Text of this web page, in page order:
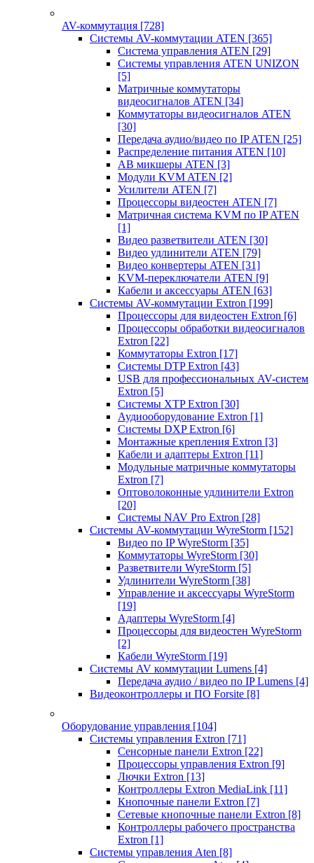
AV-коммутация [728]
Системы AV-коммутации ATEN [365]
Система управления ATEN [29]
Системы управления ATEN UNIZON
[5]
Матричные коммутаторы
видеосигналов ATEN [34]
Коммутаторы видеосигналов ATEN
[30]
Передача аудио/видео по IP ATEN [25]
Распределение питания ATEN [10]
АВ микшеры ATEN [3]
Модули KVM ATEN [2]
Усилители ATEN [7]
Процессоры видеостен ATEN [7]
Матричная система KVM по IP ATEN
[1]
Видео разветвители ATEN [30]
Видео удлинители ATEN [79]
Видео конвертеры ATEN [31]
KVM-переключатели ATEN [9]
Кабели и аксессуары ATEN [63]
Системы AV-коммутации Extron [199]
Процессоры для видеостен Extron [6]
Процессоры обработки видеосигналов
Extron [22]
Коммутаторы Extron [17]
Системы DTP Extron [43]
USB для профессиональных AV-систем
Extron [5]
Системы XTP Extron [30]
Аудиооборудование Extron [1]
Системы DXP Extron [6]
Монтажные крепления Extron [3]
Кабели и адаптеры Extron [11]
Модульные матричные коммутаторы
Extron [7]
Оптоволоконные удлинители Extron
[20]
Системы NAV Pro Extron [28]
Системы AV-коммутации WyreStorm [152]
Видео по IP WyreStorm [35]
Коммутаторы WyreStorm [30]
Разветвители WyreStorm [5]
Удлинители WyreStorm [38]
Управление и аксессуары WyreStorm
[19]
Адаптеры WyreStorm [4]
Процессоры для видеостен WyreStorm
[2]
Кабели WyreStorm [19]
Системы AV коммутации Lumens [4]
Передача аудио / видео по IP Lumens [4]
Видеоконтроллеры и ПО Forsite [8]
Оборудование управления [104]
Системы управления Extron [71]
Сенсорные панели Extron [22]
Процессоры управления Extron [9]
Лючки Extron [13]
Контроллеры Extron MediaLink [11]
Кнопочные панели Extron [7]
Сетевые кнопочные панели Extron [8]
Контроллеры рабочего пространства
Extron [1]
Системы управления Aten [8]